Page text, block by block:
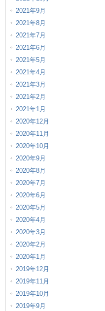
2021年9月
2021年8月
2021年7月
2021年6月
2021年5月
2021年4月
2021年3月
2021年2月
2021年1月
2020年12月
2020年11月
2020年10月
2020年9月
2020年8月
2020年7月
2020年6月
2020年5月
2020年4月
2020年3月
2020年2月
2020年1月
2019年12月
2019年11月
2019年10月
2019年9月